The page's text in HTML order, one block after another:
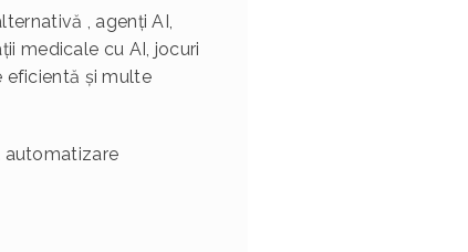
, agenți AI,
medicale cu AI, jocuri
eficientă și multe
automatizare